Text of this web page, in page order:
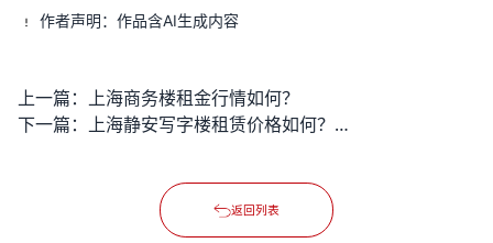
作者声明：作品含AI生成内容
上一篇： 上海商务楼租金行情如何？
下一篇：
上海静安写字楼租赁价格如何？哪里的性价比很高？
返回列表